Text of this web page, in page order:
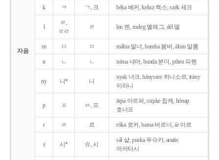
자음
k ㅋ ㄱ, 크 béka 베커, keksz 켁스, szék 세크
l
ㄹ,
ㄹㄹ
ㄹ len 렌, meleg 멜레그, dél 델
m ㅁ ㅁ málna 말너, bomba 봄버, álom 알롬
n ㄴ ㄴ néma 네머, bunda 분더, pihen 피헨
ny 니* 니
nyak 녀크, hányszor 하니소르, irány
이라니
p ㅍ ㅂ, 프
árpa 아르퍼, csipke 칩케, hónap
호너프
r ㄹ 르 róka 로커, barna 버르너, ár 아르
s 시* 슈, 시
sál 샬, puska 푸슈카, aratás
어러타시